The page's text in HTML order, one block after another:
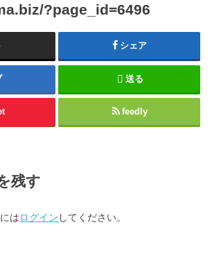
?page_id=6496
シェア
送る
feedly
残す
はログイン してください。